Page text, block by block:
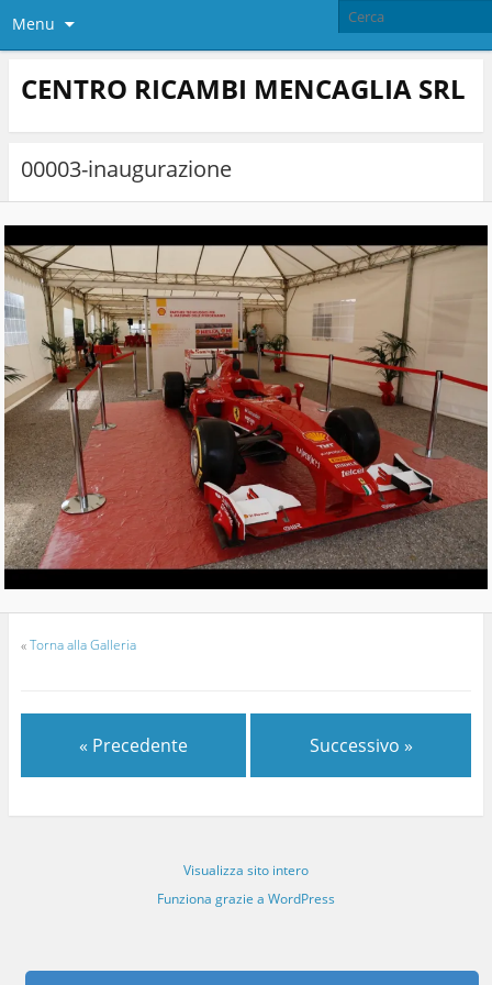
Menu
CENTRO RICAMBI MENCAGLIA SRL​
00003-inaugurazione
«Torna alla Galleria
« Precedente Successivo »
Visualizza sito intero
Funziona grazie a WordPress